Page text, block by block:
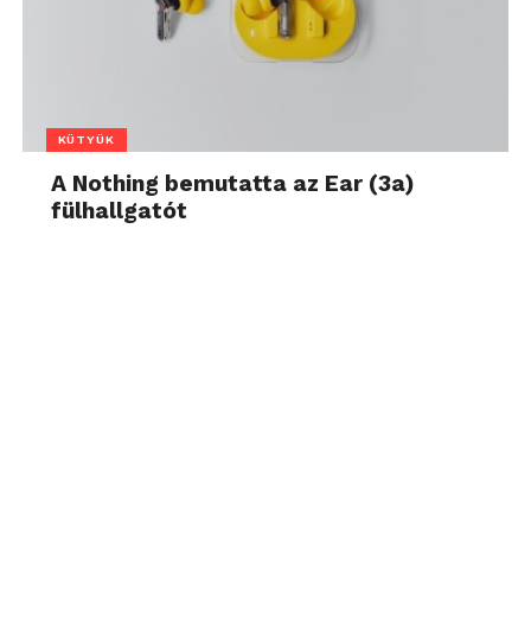
KÜTYÜK
A Nothing bemutatta az Ear (3a)
fülhallgatót